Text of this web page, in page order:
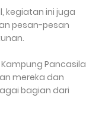
kegiatan ini juga
pesan-pesan
Pancasila
mereka dan
bagian dari